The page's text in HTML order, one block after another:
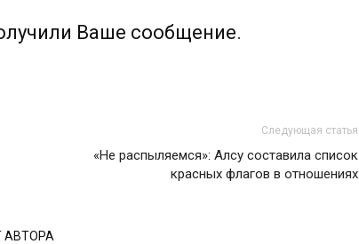
Ваше сообщение.
Следующая статья
«Не распыляемся»: Алсу составила список
красных флагов в отношениях
АВТОРА